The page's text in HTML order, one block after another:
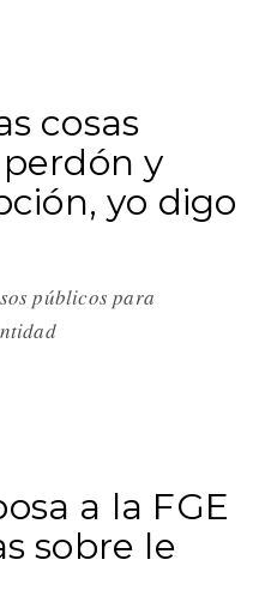
cosas
y
yo digo
públicos para
a la FGE
sobre le